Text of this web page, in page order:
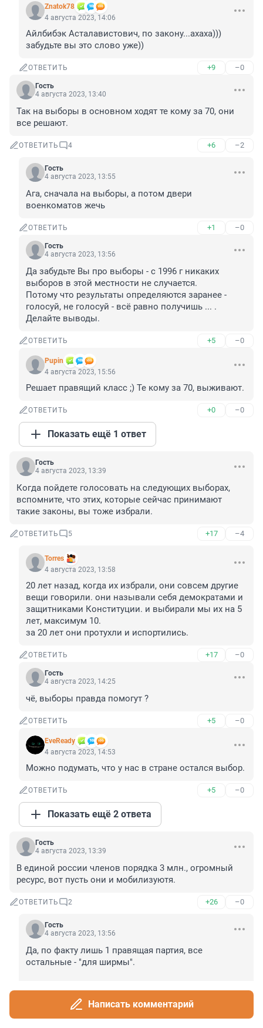
Znatok78
4 августа 2023, 14:06
Айлбибэк Асталавистович, по закону...ахаха)))
забудьте вы это слово уже))
ОТВЕТИТЬ +9 –0
Гость
4 августа 2023, 13:40
Так на выборы в основном ходят те кому за 70, они
все решают.
ОТВЕТИТЬ 4 +6 –2
Гость
4 августа 2023, 13:55
Ага, сначала на выборы, а потом двери
военкоматов жечь
ОТВЕТИТЬ +1 –0
Гость
4 августа 2023, 13:56
Да забудьте Вы про выборы - с 1996 г никаких
выборов в этой местности не случается.
Потому что результаты определяются заранее -
голосуй, не голосуй - всё равно получишь ... .
Делайте выводы.
ОТВЕТИТЬ +5 –0
Pupin
4 августа 2023, 15:56
Решает правящий класс ;) Те кому за 70, выживают.
ОТВЕТИТЬ +0 –0
Показать ещё 1 ответ
Гость
4 августа 2023, 13:39
Когда пойдете голосовать на следующих выборах,
вспомните, что этих, которые сейчас принимают
такие законы, вы тоже избрали.
ОТВЕТИТЬ 5 +17 –4
Torres
4 августа 2023, 13:58
20 лет назад, когда их избрали, они совсем другие
вещи говорили. они называли себя демократами и
защитниками Конституции. и выбирали мы их на 5
лет, максимум 10.
за 20 лет они протухли и испортились.
ОТВЕТИТЬ +17 –0
Гость
4 августа 2023, 14:25
чё, выборы правда помогут ?
ОТВЕТИТЬ +5 –0
EveReady
4 августа 2023, 14:53
Можно подумать, что у нас в стране остался выбор.
ОТВЕТИТЬ +5 –0
Показать ещё 2 ответа
Гость
4 августа 2023, 13:39
В единой россии членов порядка 3 млн., огромный
ресурс, вот пусть они и мобилизуютя.
ОТВЕТИТЬ 2 +26 –0
Гость
4 августа 2023, 13:56
Да, по факту лишь 1 правящая партия, все
остальные - "для ширмы".
вероятно, боевой опыт), "ВУС" протирают штаны в
ОГВ, ведомствах, руководстве на местах ?
Написать комментарий